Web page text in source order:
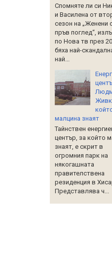
Спомняте ли си
и Василена от
сезон на „Женени
пръв поглед“,
по Нова тв през
бяха най-
най...
малцина знаят
Тайнствен
център, за който
знаят, е скрит в
огромния парк на
някогашната
правителствена
резиденция в
Представлява ч...